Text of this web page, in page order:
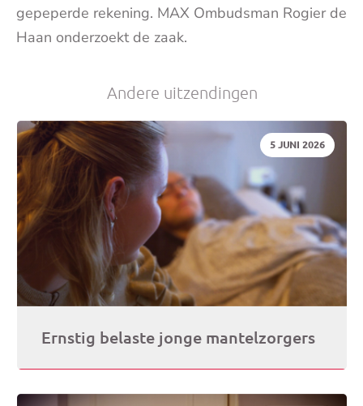
gepeperde rekening. MAX Ombudsman Rogier de
Haan onderzoekt de zaak.
Andere uitzendingen
DATUM:
5 JUNI 2026
Ernstig belaste jonge mantelzorgers